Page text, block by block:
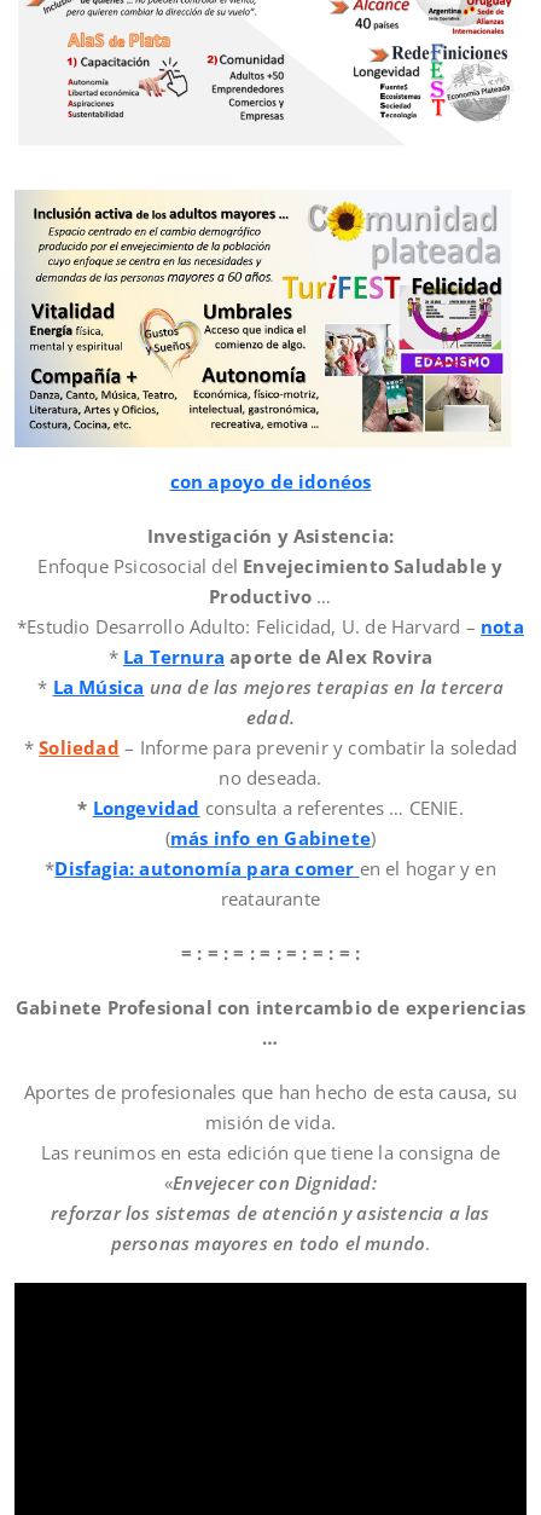
con apoyo de idonéos
Investigación y Asistencia:
Enfoque Psicosocial del Envejecimiento Saludable y
Productivo …
*Estudio Desarrollo Adulto: Felicidad, U. de Harvard – nota
* La Ternura aporte de Alex Rovira
* La Música una de las mejores terapias en la tercera
edad.
*Soliedad – Informe para prevenir y combatir la soledad
no deseada.
* Longevidad consulta a referentes … CENIE.
(más info en Gabinete)
*Disfagia: autonomía para comer en el hogar y en
reataurante
= : = : = : = : = : = : = :
Gabinete Profesional con intercambio de experiencias
…
Aportes de profesionales que han hecho de esta causa, su
misión de vida.
Las reunimos en esta edición que tiene la consigna de
«Envejecer con Dignidad:
reforzar los sistemas de atención y asistencia a las
personas mayores en todo el mundo.